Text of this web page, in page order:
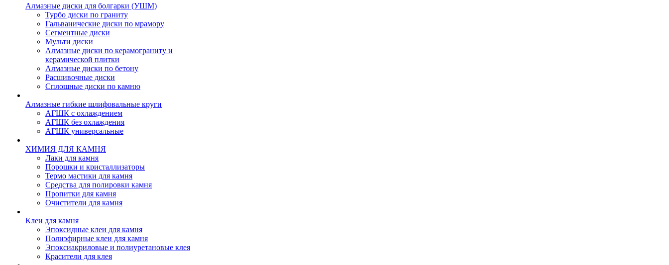
Алмазные диски для болгарки (УШМ)
Турбо диски по граниту
Гальванические диски по мрамору
Сегментные диски
Мульти диски
Алмазные диски по керамограниту и
керамической плитки
Алмазные диски по бетону
Расшивочные диски
Сплошные диски по камню
Алмазные гибкие шлифовальные круги
АГШК с охлаждением
АГШК без охлаждения
АГШК универсальные
ХИМИЯ ДЛЯ КАМНЯ
Лаки для камня
Порошки и кристаллизаторы
Термо мастики для камня
Средства для полировки камня
Пропитки для камня
Очистители для камня
Клеи для камня
Эпоксидные клеи для камня
Полиэфирные клеи для камня
Эпоксиакриловые и полиуретановые клея
Красители для клея